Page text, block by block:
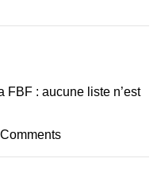
FBF : aucune liste n’est